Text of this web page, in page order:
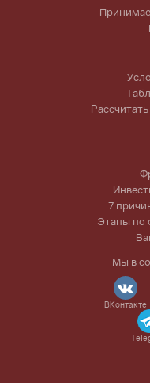
7
Этапы по
Мы в
ВКонтакте